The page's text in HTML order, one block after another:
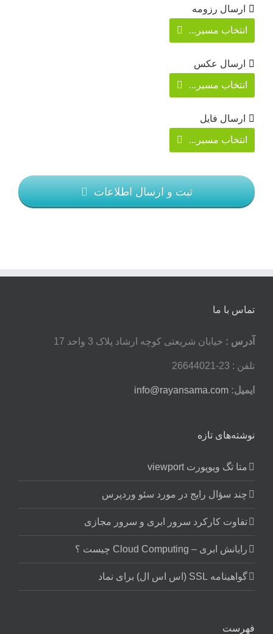
ارسال رزومه
انتخاب مسیر...
ارسال عکس
انتخاب مسیر...
ارسال فایل
انتخاب مسیر...
ثبت و ارسال اطلاعات
تماس با ما
آدرس : خیابان شریعتی کوچه ارشاد پلاک 3 واحد 17
تلفن : 23-26644021
ایمیل: info@rayansama.com
نوشته‌های تازه
متا تگ ویوپورت viewport
چند سؤال رایج در مورد سئو وردپرس
تفاوت کارکرد سرور ابری و سرور مجازی
رایانش ابری – Cloud Computing چیست ؟
گواهینامه SSL (اس اس ال) برای نماد
فهرست